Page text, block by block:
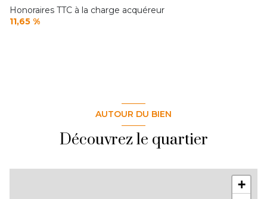
Honoraires TTC à la charge acquéreur
11,65 %
AUTOUR DU BIEN
Découvrez le quartier
+